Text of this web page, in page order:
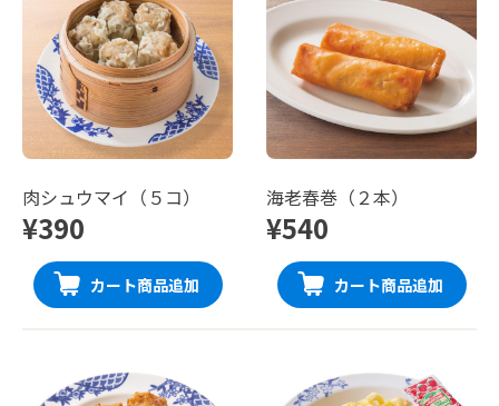
肉シュウマイ（５コ）
¥390
カート商品追加
海老春巻（２本）
¥540
カート商品追加